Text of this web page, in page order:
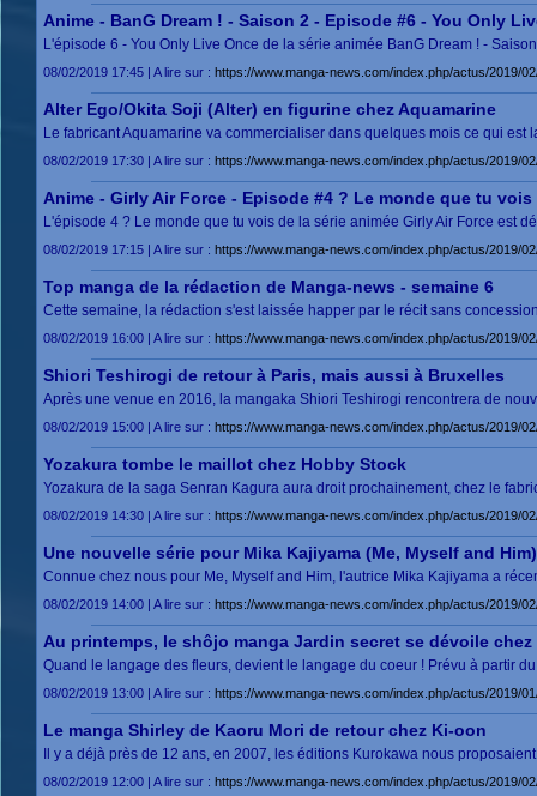
Anime - BanG Dream ! - Saison 2 - Episode #6 - You Only
L'épisode 6 - You Only Live Once de la série animée BanG Dream ! -
08/02/2019 17:45 | A lire sur : https://www.manga-news.com/index.php/actus/2019/
Alter Ego/Okita Soji (Alter) en figurine chez Aquamarine
Le fabricant Aquamarine va commercialiser dans quelques mois ce qui
08/02/2019 17:30 | A lire sur : https://www.manga-news.com/index.php/actus/2019/
Anime - Girly Air Force - Episode #4 ? Le monde que tu vois
L'épisode 4 ? Le monde que tu vois de la série animée Girly Air Force est
08/02/2019 17:15 | A lire sur : https://www.manga-news.com/index.php/actus/2019/
Top manga de la rédaction de Manga-news - semaine 6
Cette semaine, la rédaction s'est laissée happer par le récit sans
08/02/2019 16:00 | A lire sur : https://www.manga-news.com/index.php/actus/2019/
Shiori Teshirogi de retour à Paris, mais aussi à Bruxelles
Après une venue en 2016, la mangaka Shiori Teshirogi rencontrera de
08/02/2019 15:00 | A lire sur : https://www.manga-news.com/index.php/actus/2019/
Yozakura tombe le maillot chez Hobby Stock
Yozakura de la saga Senran Kagura aura droit prochainement, chez le
08/02/2019 14:30 | A lire sur : https://www.manga-news.com/index.php/actus/2019/
Une nouvelle série pour Mika Kajiyama (Me, Myself and Him)
Connue chez nous pour Me, Myself and Him, l'autrice Mika Kajiyama a
08/02/2019 14:00 | A lire sur : https://www.manga-news.com/index.php/actus/2019/
Au printemps, le shôjo manga Jardin secret se dévoile chez
Quand le langage des fleurs, devient le langage du coeur ! Prévu à partir
08/02/2019 13:00 | A lire sur : https://www.manga-news.com/index.php/actus/2019/
Le manga Shirley de Kaoru Mori de retour chez Ki-oon
Il y a déjà près de 12 ans, en 2007, les éditions Kurokawa nous
08/02/2019 12:00 | A lire sur : https://www.manga-news.com/index.php/actus/2019/